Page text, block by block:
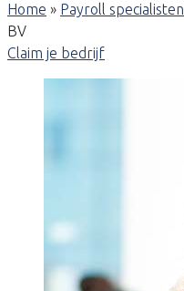
Home » Payroll
BV
Claim je bedrijf